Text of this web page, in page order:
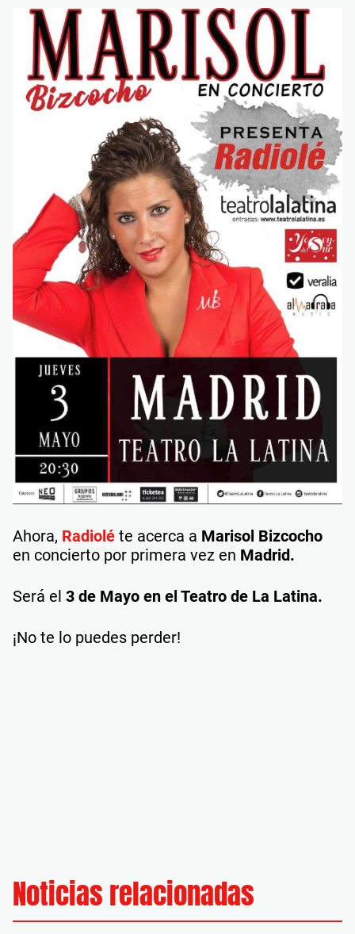
Ahora, Radiolé te acerca a Marisol Bizcocho
en concierto por primera vez en Madrid.
Será el 3 de Mayo en el Teatro de La Latina.
¡No te lo puedes perder!
Noticias relacionadas